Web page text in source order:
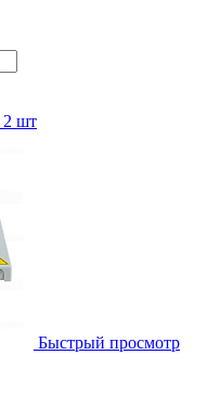
2 шт
Быстрый просмотр